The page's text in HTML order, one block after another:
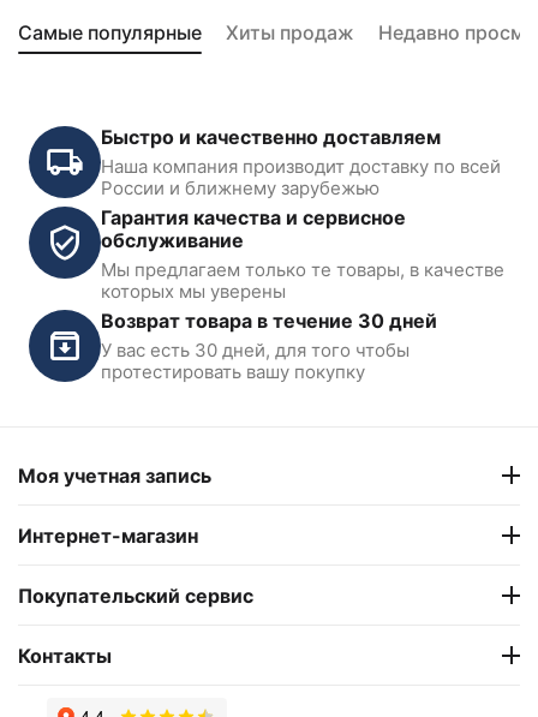
Самые популярные Хиты продаж Недавно
Компрессор винтовой 1520
л/мин, 16 бар, 380В
KraftWell KRW-ASC20A-16B
В наличии
Быстро и качественно доставляем
Наша компания производит доставку по всей
России и ближнему зарубежью
Гарантия качества и сервисное
обслуживание
Мы предлагаем только те товары, в качестве
которых мы уверены
Возврат товара в течение 30 дней
У вас есть 30 дней, для того чтобы
протестировать вашу покупку
Моя учетная запись
Интернет-магазин
Покупательский сервис
Контакты